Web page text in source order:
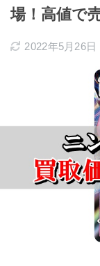
場！高値で
2022年5月26日